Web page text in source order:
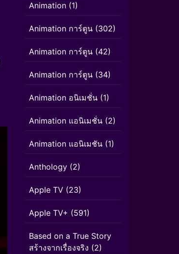
Animation (1)
Animation การ์ตูน (302)
Animation การ์ตูน (42)
Animation การ์ตูน (34)
Animation อนิเมชั่น (1)
Animation แอนิเมชั่น (2)
Animation แอนิเมชัน (1)
Anthology (2)
Apple TV (23)
Apple TV+ (591)
Based on a True Story
สร้างจากเรื่องจริง (2)